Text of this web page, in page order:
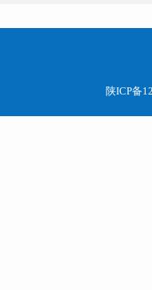
陕ICP备